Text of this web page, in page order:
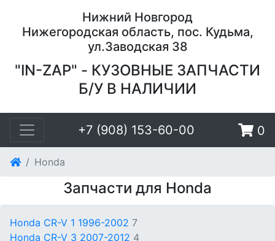
Нижний Новгород
Нижегородская область, пос. Кудьма,
ул.Заводская 38
"IN-ZAP" - КУЗОВНЫЕ ЗАПЧАСТИ
Б/У В НАЛИЧИИ
+7 (908) 153-60-00 0
Honda
Запчасти для Honda
Honda CR-V 1 1996-2002 7
Honda CR-V 3 2007-2012 4